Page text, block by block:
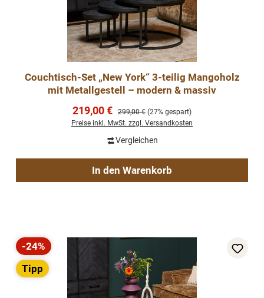
Couchtisch-Set „New York“ 3-teilig Mangoholz
mit Metallgestell – modern & massiv
Verkaufspreis:
219,00 € Regulärer Preis:
299,00 € (27% gespart)
Preise inkl. MwSt. zzgl. Versandkosten
Vergleichen
In den Warenkorb
Rabatt
-24%
Tipp